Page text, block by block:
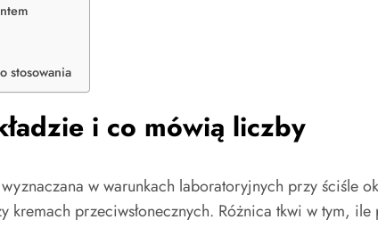
stosowania
i co mówią liczby
w warunkach laboratoryjnych przy ściśle
przeciwsłonecznych. Różnica tkwi w tym, ile